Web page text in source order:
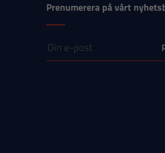
Prenumerera på vårt
E-post